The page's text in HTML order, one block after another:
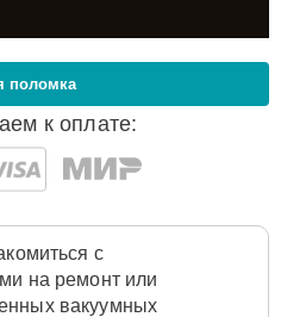
к оплате:
поломка
с
на ремонт или
вакуумных